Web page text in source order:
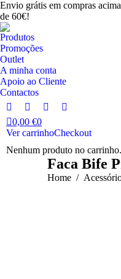
Envio grátis em compras acima
de 60€!
Produtos
Promoções
Outlet
A minha conta
Apoio ao Cliente
Contactos
Facebook
page
in
Instagram
page
in
window
YouTube
in
new
window
Linkedin
in
new
window
0,00 €0
Ver carrinhoCheckout
Nenhum produto no carrinho.
Faca Bife
You are here:
Home